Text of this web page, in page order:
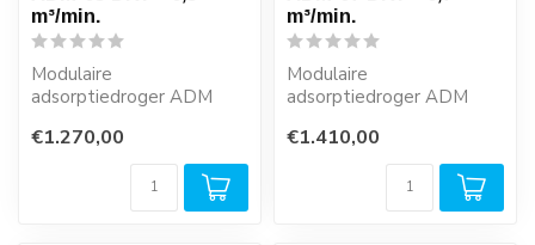
m³/min.
Modulaire
adsorptiedroger ADM
vooraf geïnstalleerde
€1.270,00
m³/min.
Modulaire
adsorptiedroger ADM
vooraf geïnstalleerde
€1.410,00